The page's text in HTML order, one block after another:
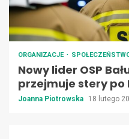
ORGANIZACJE
Nowy lider OSP
przejmuje stery po
Joanna Piotrowska 18 lutego